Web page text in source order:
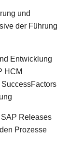
und
der Führung
Entwicklung
HCM
Releases
Prozesse